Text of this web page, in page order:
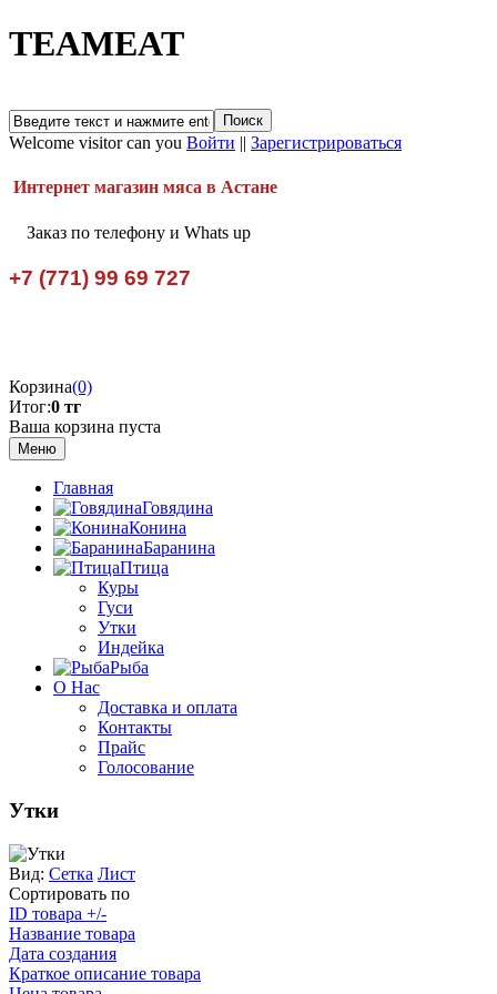
TEAMEAT
Welcome visitor can you Войти || Зарегистрироваться
Интернет магазин мяса в Астане
Заказ по телефону и Whats up
+7 (771) 99 69 727
Корзина(0)
Итог:0 тг
Ваша корзина пуста
Меню
Главная
Говядина
Конина
Баранина
Птица
Куры
Гуси
Утки
Индейка
Рыба
О Нас
Доставка и оплата
Контакты
Прайс
Голосование
Утки
Вид: Сетка Лист
Сортировать по
ID товара +/-
Название товара
Дата создания
Краткое описание товара